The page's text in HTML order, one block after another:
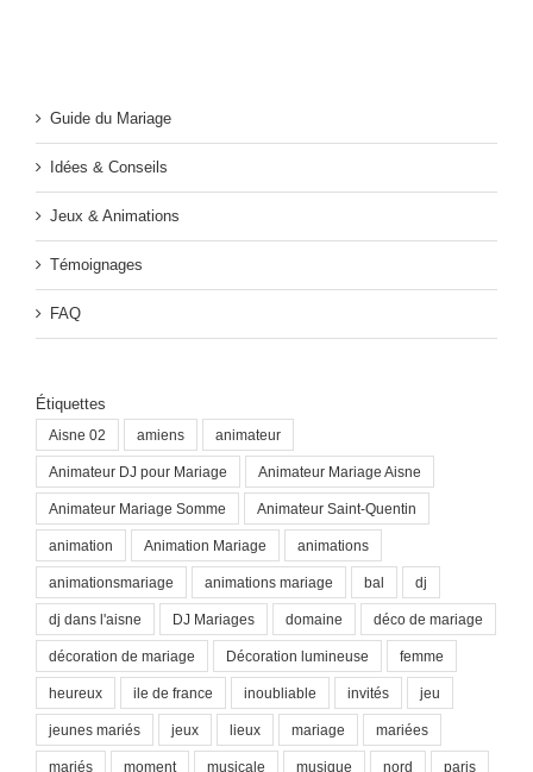
Guide du Mariage
Idées & Conseils
Jeux & Animations
Témoignages
FAQ
Étiquettes
Aisne 02 amiens animateur
Animateur DJ pour Mariage Animateur Mariage Aisne
Animateur Mariage Somme Animateur Saint-Quentin
animation Animation Mariage animations
animationsmariage animations mariage bal dj
dj dans l'aisne DJ Mariages domaine déco de mariage
décoration de mariage Décoration lumineuse femme
heureux ile de france inoubliable invités jeu
jeunes mariés jeux lieux mariage mariées
mariés moment musicale musique nord paris